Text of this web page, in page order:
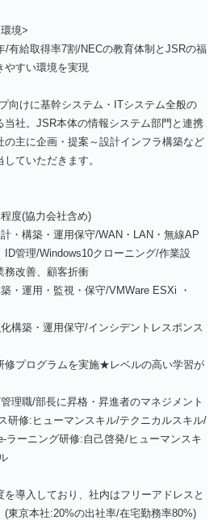
境>
/有給取得率7割/NECの教育体制とJSRの福
やすい環境を実現
向けに基幹システム・ITシステム全般の
当社。JSR本体の情報システム部門と連携
の主に企画・提案～設計インフラ構築など
ていただきます。
度(協力会社含め)
・構築・運用保守/WAN・LAN・無線AP
ID管理/Windows10クローニング/作業設
務改善、顧客折衝
・運用・監視・保守/VMWare ESXi ・
構築・運用保守/インシデントレスポンス
修プログラムを実施★レベルの高い学習が
理職/部長に昇格・昇進者のマネジメント
研修:ヒューマンスキル/テクニカルスキル/
ラーニング研修:自己啓発/ヒューマンスキ
導入しており、社内はフリーアドレスと
(東京本社:20%の出社率/在宅勤務率80%)